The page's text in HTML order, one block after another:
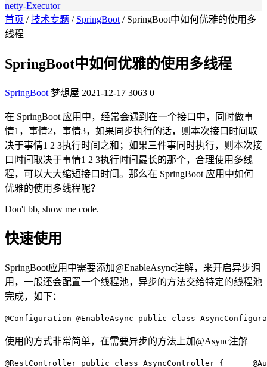
netty-Executor
首页 /技术专题 / SpringBoot / SpringBoot中如何优雅的使用多
线程
SpringBoot中如何优雅的使用多线程
SpringBoot 梦想屋 2021-12-17 3063 0
在 SpringBoot 应用中，经常会遇到在一个接口中，同时做事
情1，事情2，事情3，如果同步执行的话，则本次接口时间取
决于事情1 2 3执行时间之和；如果三件事同时执行，则本次接
口时间取决于事情1 2 3执行时间最长的那个，合理使用多线
程，可以大大缩短接口时间。那么在 SpringBoot 应用中如何
优雅的使用多线程呢？
Don't bb, show me code.
快速使用
SpringBoot应用中需要添加@EnableAsync注解，来开启异步调
用，一般还会配置一个线程池，异步的方法交给特定的线程池
完成，如下：
@Configuration @EnableAsync public class
使用的方式非常简单，在需要异步的方法上加@Async注解
@RestController public class AsyncController {